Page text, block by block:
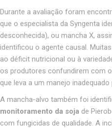
Durante a avaliação foram
que o especialista da Syngenta
desconhecida), ou mancha X,
identificou o agente causal.
ao déficit nutricional ou à
os produtores confundirem com
que leva a um manejo
A mancha-alvo também foi
monitoramento da soja de
com fungicidas de qualidade. A